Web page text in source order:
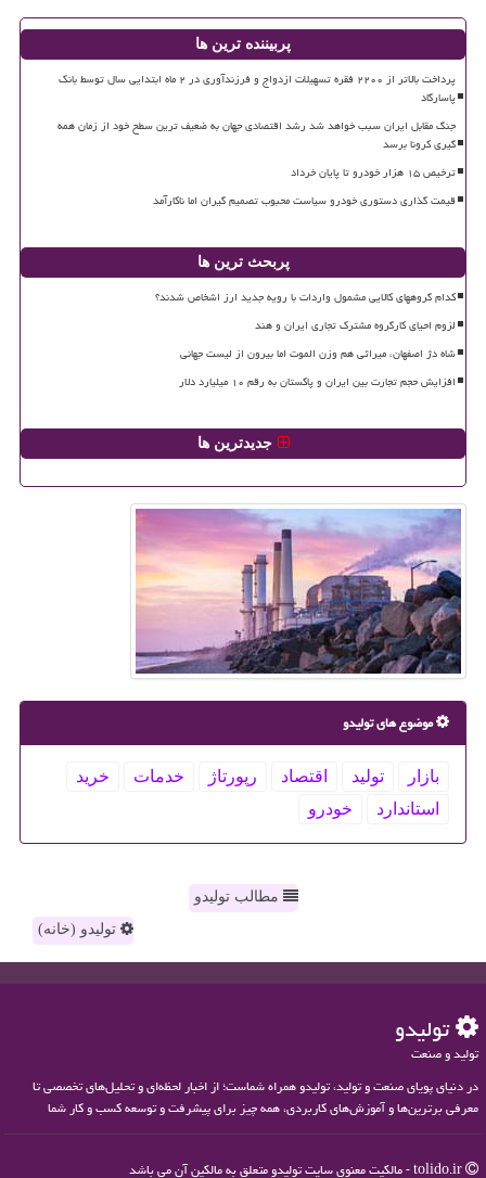
پربیننده ترین ها
پرداخت بالاتر از ۲۲۰۰ فقره تسهیلات ازدواج و فرزندآوری در ۲ ماه ابتدایی سال توسط بانک
پاسارگاد
جنگ مقابل ایران سبب خواهد شد رشد اقتصادی جهان به ضعیف ترین سطح خود از زمان همه
گیری کرونا برسد
ترخیص ۱۵ هزار خودرو تا پایان خرداد
قیمت گذاری دستوری خودرو سیاست محبوب تصمیم گیران اما ناکارآمد
پربحث ترین ها
کدام گروههای کالایی مشمول واردات با رویه جدید ارز اشخاص شدند؟
لزوم احیای کارگروه مشترک تجاری ایران و هند
شاه دژ اصفهان، میراثی هم وزن الموت اما بیرون از لیست جهانی
افزایش حجم تجارت بین ایران و پاکستان به رقم ۱۰ میلیارد دلار
جدیدترین ها
موضوع های تولیدو
بازار تولید اقتصاد رپورتاژ خدمات
خرید
استاندارد
خودرو
مطالب تولیدو
تولیدو (خانه)
تولیدو
تولید و صنعت
در دنیای پویای صنعت و تولید، تولیدو همراه شماست؛ از اخبار لحظه‌ای و تحلیل‌های تخصصی تا
معرفی برترین‌ها و آموزش‌های کاربردی، همه چیز برای پیشرفت و توسعه کسب و کار شما